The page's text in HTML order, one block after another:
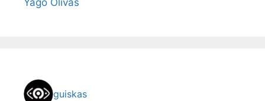
Yago Olivas
guiskas